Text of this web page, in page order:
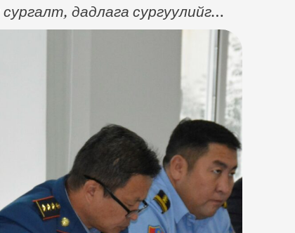
дадлага сургуулийг
арилгах олон улсын
Дорноговь аймгийн
байна. Бэлтгэл ажлын …